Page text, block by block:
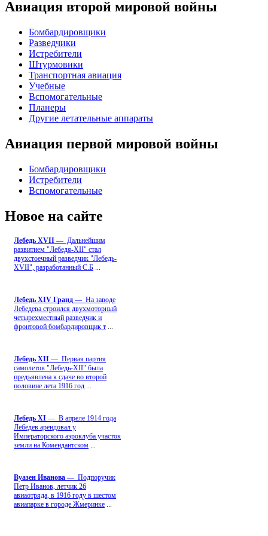
Авиация второй мировой войны
Бомбардировщики
Разведчики
Истребители
Штурмовики
Транспортная авиация
Учебные
Вспомогательные
Планеры
Другие летательные аппараты
Авиация первой мировой войны
Бомбардировщики
Истребители
Вспомогательные
Новое на сайте
Лебедь ХVII — Дальнейшим
развитием "Лебедя-ХII" стал
двухстоечный разведчик "Лебедь-
XVII", разработанный С.Б
Лебедь ХIV Гранд — На заводе
Лебедева строился двухмоторный
четырехместный разведчик и
фронтовой бомбардировщик т
Лебедь ХII — Первая партия
самолетов "Лебедь-ХII" была
предъявлена к сдаче во второй
половине лета 1916 год
Лебедь ХI — В апреле 1914 года
Лебедев арендовал у
Императорского аэроклуба участок
земли на Комендантском
Вуазен Иванова — Подпоручик
Петр Иванов, летчик 26
авиаотряда, в 1916 году в шестом
авиапарке в городе Жмеринке